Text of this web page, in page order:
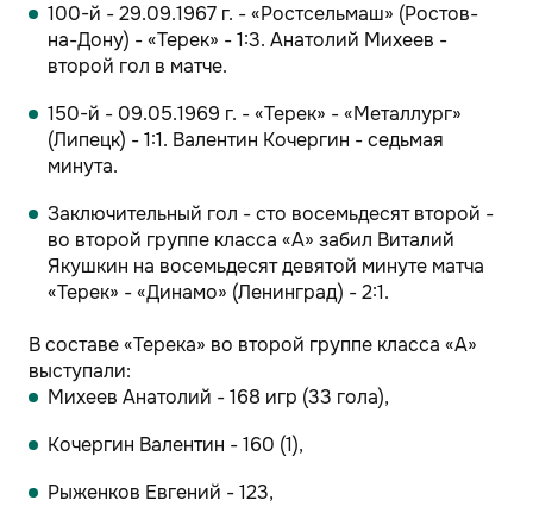
100-й - 29.09.1967 г. - «Ростсельмаш» (Ростов-
на-Дону) - «Терек» - 1:3. Анатолий Михеев -
второй гол в матче.
150-й - 09.05.1969 г. - «Терек» - «Металлург»
(Липецк) - 1:1. Валентин Кочергин - седьмая
минута.
Заключительный гол - сто восемьдесят второй -
во второй группе класса «А» забил Виталий
Якушкин на восемьдесят девятой минуте матча
«Терек» - «Динамо» (Ленинград) - 2:1.
В составе «Терека» во второй группе класса «А»
выступали:
Михеев Анатолий - 168 игр (33 гола),
Кочергин Валентин - 160 (1),
Рыженков Евгений - 123,